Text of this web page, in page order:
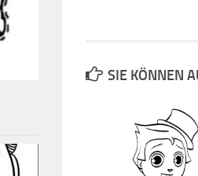
SIE KÖNNEN